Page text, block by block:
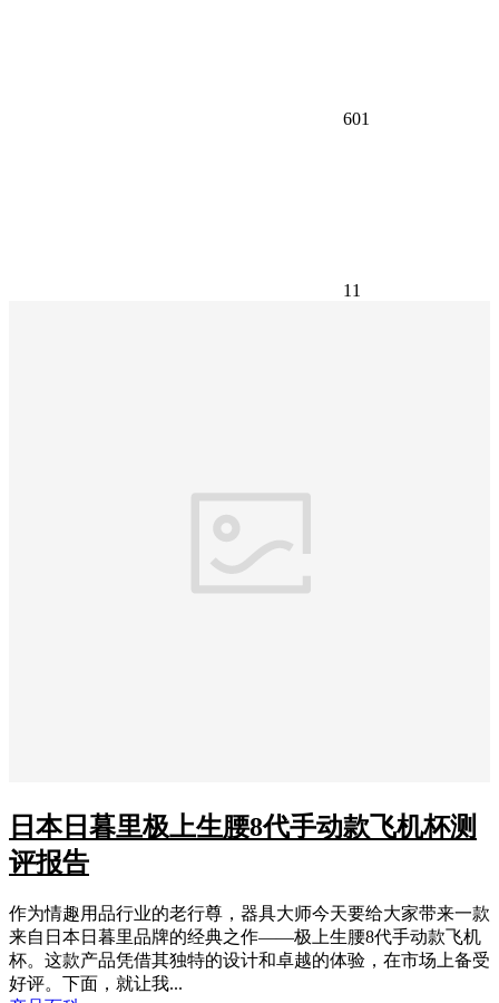
601
11
日本日暮里极上生腰8代手动款飞机杯测
评报告
作为情趣用品行业的老行尊，器具大师今天要给大家带来一款
来自日本日暮里品牌的经典之作——极上生腰8代手动款飞机
杯。这款产品凭借其独特的设计和卓越的体验，在市场上备受
好评。下面，就让我...